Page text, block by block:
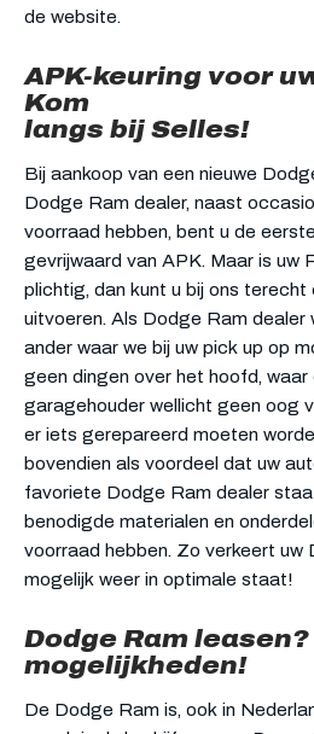
de website.
APK-keuring voor
Kom
langs bij Selles!
Bij aankoop van een nieuwe
Dodge Ram dealer, naast
voorraad hebben, bent u de
gevrijwaard van APK. Maar is uw
plichtig, dan kunt u bij ons terecht
uitvoeren. Als Dodge Ram dealer
ander waar we bij uw pick up op
geen dingen over het hoofd, waar
garagehouder wellicht geen oog
er iets gerepareerd moeten
bovendien als voordeel dat uw
favoriete Dodge Ram dealer
benodigde materialen en
voorraad hebben. Zo verkeert uw
mogelijk weer in optimale staat!
Dodge Ram
mogelijkheden!
De Dodge Ram is, ook in